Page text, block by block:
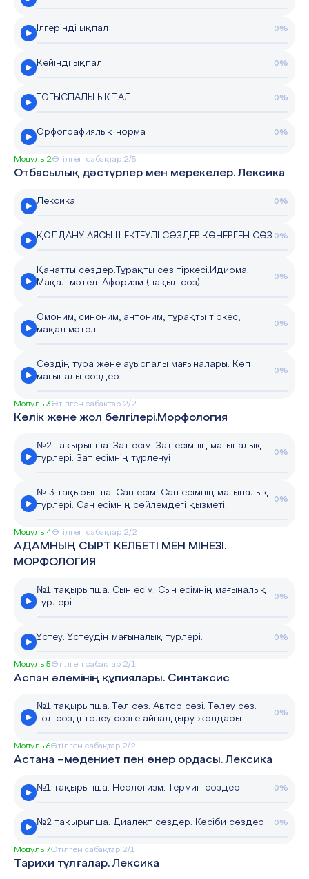
Ілгерінді ықпал 0%
Кейінді ықпал 0%
ТОҒЫСПАЛЫ ЫҚПАЛ 0%
Орфографиялық норма 0%
Модуль 2Өтілген сабақтар 2/5
Отбасылық дәстүрлер мен мерекелер. Лексика
Лексика 0%
ҚОЛДАНУ АЯСЫ ШЕКТЕУЛІ СӨЗДЕР.КӨНЕРГЕН СӨЗ 0%
Қанатты сөздер.Тұрақты сөз тіркесі.Идиома.
Мақал-мәтел. Афоризм (нақыл сөз)
0%
Омоним, синоним, антоним, тұрақты тіркес,
мақал-мәтел
0%
Сөздің тура және ауыспалы мағыналары. Көп
мағыналы сөздер.
0%
Модуль 3Өтілген сабақтар 2/2
Көлік және жол белгілері.Морфология
№2 тақырыпша. Зат есім. Зат есімнің мағыналық
түрлері. Зат есімнің түрленуі
0%
№ 3 тақырыпша: Сан есім. Сан есімнің мағыналық
түрлері. Сан есімнің сөйлемдегі қызметі.
0%
Модуль 4Өтілген сабақтар 2/2
АДАМНЫҢ СЫРТ КЕЛБЕТІ МЕН МІНЕЗІ.
МОРФОЛОГИЯ
№1 тақырыпша. Сын есім. Сын есімнің мағыналық
түрлері
0%
Үстеу. Үстеудің мағыналық түрлері. 0%
Модуль 5Өтілген сабақтар 2/1
Аспан әлемінің құпиялары. Синтаксис
№1 тақырыпша. Төл сөз. Автор сөзі. Төлеу сөз.
Төл сөзді төлеу сөзге айналдыру жолдары
0%
Модуль 6Өтілген сабақтар 2/2
Астана –мәдениет пен өнер ордасы. Лексика
№1 тақырыпша. Неологизм. Термин сөздер 0%
№2 тақырыпша. Диалект сөздер. Кәсіби сөздер 0%
Модуль 7Өтілген сабақтар 2/1
Тарихи тұлғалар. Лексика